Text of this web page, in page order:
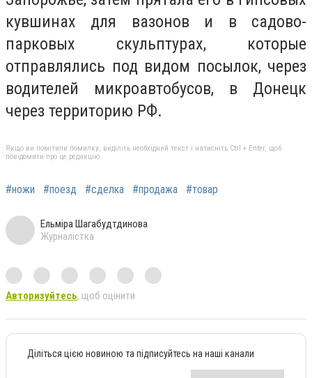
кувшинах для вазонов и в садово-
парковых скульптурах, которые
отправлялись под видом посылок, через
водителей микроавтобусов, в Донецк
через территорию РФ.
Якщо ви помітили помилку, виділіть необхідний текст і натисніть Ctrl + Enter, щоб
повідомити про це редакцію
#ножи #поезд #сделка #продажа #товар
Ельміра Шагабудтдинова
Журналістка
Авторизуйтесь, щоб оцінити
Діліться цією новиною та підписуйтесь на наші канали